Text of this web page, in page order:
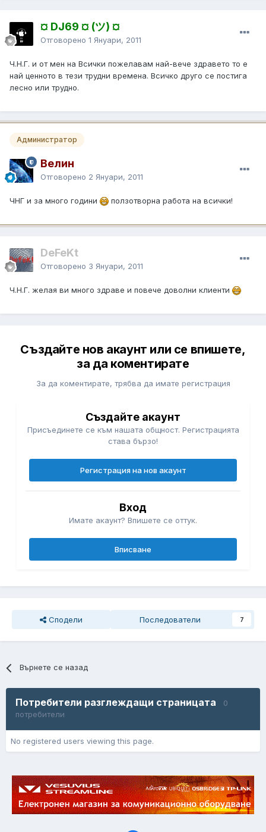
¤ DJ69 ¤ (ツ) ¤
Отговорено 1 Януари, 2011
Ч.Н.Г. и от мен на Всички пожелавам най-вече здравето то е
най ценното в тези трудни времена. Всичко друго се постига
лесно или трудно.
Администратор
Велин
Отговорено 2 Януари, 2011
ЧНГ и за много години ползотворна работа на всички!
DeFeKt
Отговорено 3 Януари, 2011
Ч.Н.Г. желая ви много здраве и повече доволни клиенти
Създайте нов акаунт или се впишете,
за да коментирате
За да коментирате, трябва да имате регистрация
Създайте акаунт
Присъединете се към нашата общност. Регистрацията
става бързо!
Регистрация на нов акаунт
Вход
Имате акаунт? Впишете се оттук.
Вписване
Сподели Последователи 7
Върнете се назад
Потребители разглеждащи страницата
0
потребители
No registered users viewing this page.